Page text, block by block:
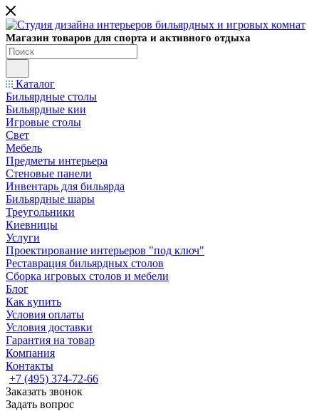
Магазин товаров для спорта и активного отдыха
Каталог
Бильярдные столы
Бильярдные кии
Игровые столы
Свет
Мебель
Предметы интерьера
Стеновые панели
Инвентарь для бильярда
Бильярдные шары
Треугольники
Киевницы
Услуги
Проектирование интерьеров "под ключ"
Реставрация бильярдных столов
Сборка игровых столов и мебели
Блог
Как купить
Условия оплаты
Условия доставки
Гарантия на товар
Компания
Контакты
+7 (495) 374-72-66
Заказать звонок
Задать вопрос